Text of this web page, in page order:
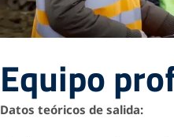
Equipo
Datos teóricos de salida: